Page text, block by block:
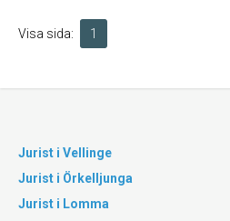
Visa sida: 1
Jurist i Vellinge
Jurist i Örkelljunga
Jurist i Lomma